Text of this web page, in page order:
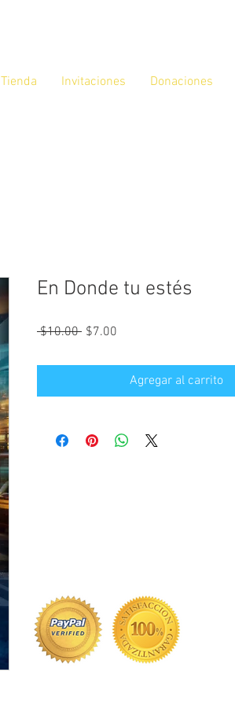
Tienda Invitaciones Donaciones
En Donde tu estés
$10.00 Precio
$7.00
oferta
Agregar al carrito